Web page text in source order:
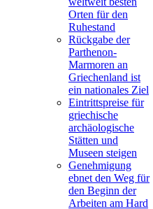
Orten für den
Ruhestand
Rückgabe der
Parthenon-
Marmoren an
Griechenland ist
ein nationales Ziel
Eintrittspreise für
griechische
archäologische
Stätten und
Museen steigen
Genehmigung
ebnet den Weg für
den Beginn der
Arbeiten am Hard